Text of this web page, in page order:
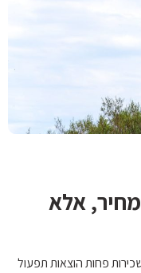
אלא
פחות הוצאות תפעול